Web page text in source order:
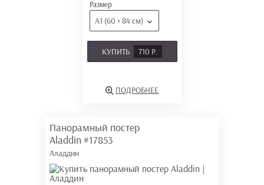
Размер
А1 (60 × 84 см)
КУПИТЬ 710 Р.
ПОДРОБНЕЕ
Панорамный постер
Aladdin #17853
Аладдин